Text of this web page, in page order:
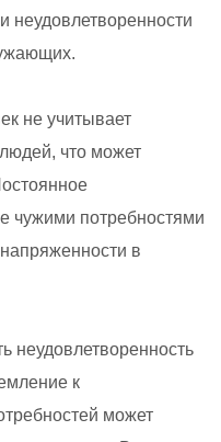
неудовлетворенности
не учитывает
что может
чужими потребностями
в
неудовлетворенность
к
может